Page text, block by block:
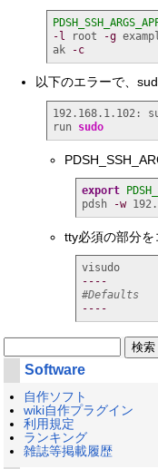
-l root -g
ak
-c
以下のエラーで、
192.168.1.102:
run sudo
export
pdsh
-w
tty必須の部分
visudo
----
#Defaults
----
Software
自作ソフト
wiki自作プラグイン
利用規定
ランキング
雑誌等掲載履歴